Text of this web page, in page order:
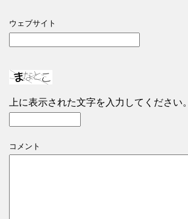
ウェブサイト
上に表示された文字を入力してください。
コメント